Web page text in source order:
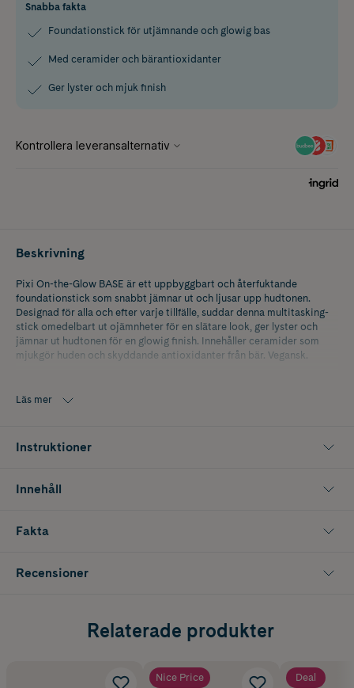
Snabba fakta
Foundationstick för utjämnande och glowig bas
Med ceramider och bärantioxidanter
Ger lyster och mjuk finish
Beskrivning
Pixi On-the-Glow BASE är ett uppbyggbart och återfuktande
foundationstick som snabbt jämnar ut och ljusar upp hudtonen.
Designad för alla och efter varje tillfälle, suddar denna multitasking-
stick omedelbart ut ojämnheter för en slätare look, ger lyster och
jämnar ut hudtonen för en glowig finish. Innehåller ceramider som
mjukgör huden och skyddande antioxidanter från bär. Vegansk.
Läs mer
Instruktioner
Innehåll
Fakta
Recensioner
Relaterade produkter
Nice Price Deal